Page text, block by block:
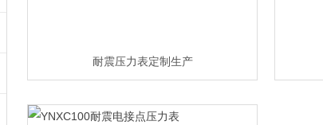
耐震压力表定制生产